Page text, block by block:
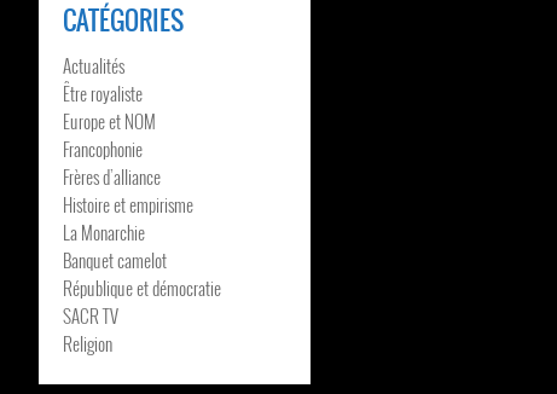
CATÉGORIES
Actualités
Être royaliste
Europe et NOM
Francophonie
Frères d’alliance
Histoire et empirisme
La Monarchie
Banquet camelot
République et démocratie
SACR TV
Religion